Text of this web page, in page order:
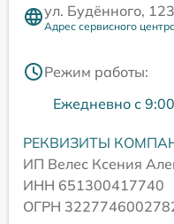
ул. Будённого, 123
Адрес сервисного
Режим работы:
Ежедневно с
РЕКВИЗИТЫ
ИП Велес Ксения
ИНН 651300417740
ОГРН